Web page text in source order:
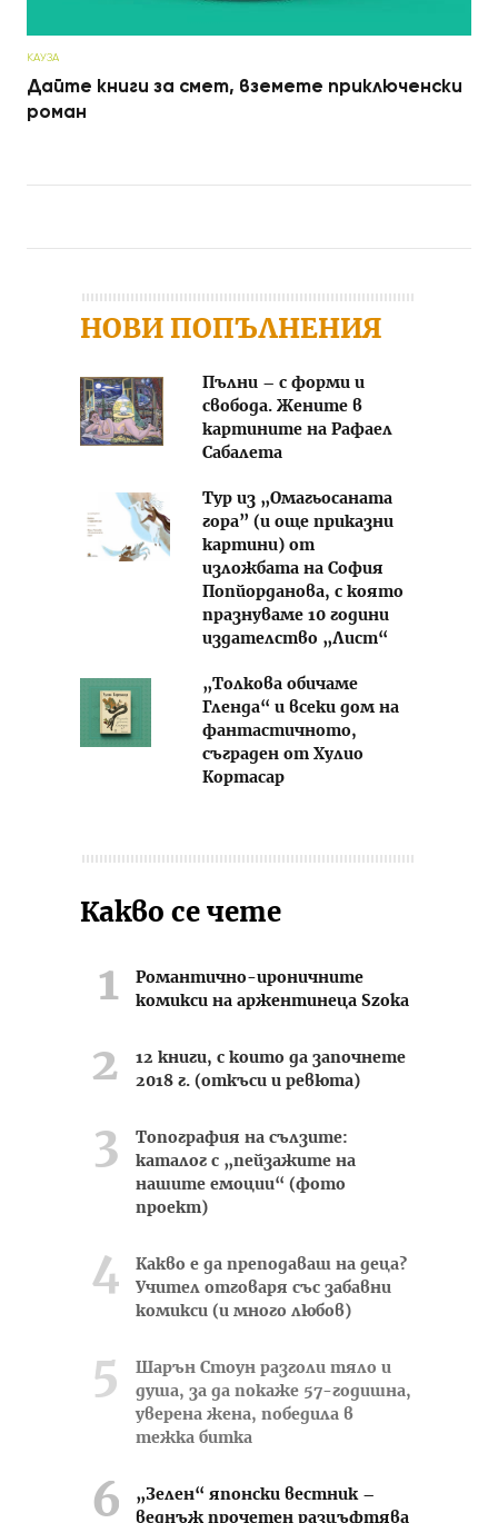
КАУЗА
Дайте книги за смет, вземете приключенски
роман
НОВИ ПОПЪЛНЕНИЯ
Пълни – с форми и
свобода. Жените в
картините на Рафаел
Сабалета
Тур из „Омагьосаната
гора” (и още приказни
картини) от
изложбата на София
Попйорданова, с която
празнуваме 10 години
издателство „Лист“
„Толкова обичаме
Гленда“ и всеки дом на
фантастичното,
съграден от Хулио
Кортасар
Какво се чете
Романтично-ироничните
комикси на аржентинеца Szoka
12 книги, с които да започнете
2018 г. (откъси и ревюта)
Топография на сълзите:
каталог с „пейзажите на
нашите емоции“ (фото
проект)
Какво е да преподаваш на деца?
Учител отговаря със забавни
комикси (и много любов)
Шарън Стоун разголи тяло и
душа, за да покаже 57-годишна,
уверена жена, победила в
тежка битка
„Зелен“ японски вестник –
веднъж прочетен разцъфтява